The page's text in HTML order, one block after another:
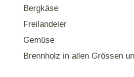
Bergkäse
Freilandeier
Gemüse
Brennholz in allen Grössen